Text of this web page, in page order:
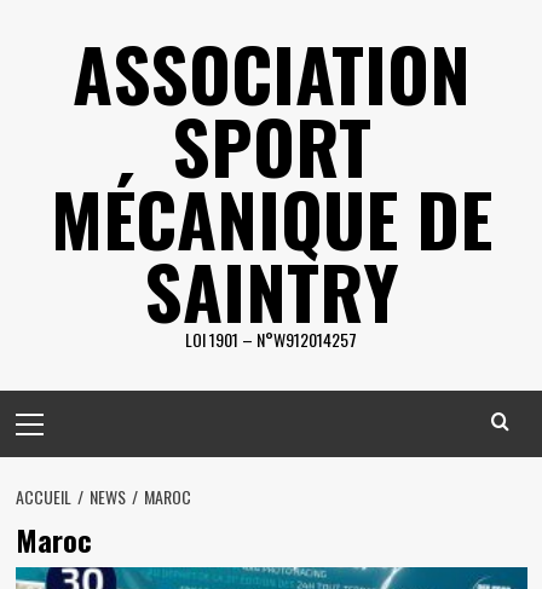
ASSOCIATION
SPORT
MÉCANIQUE DE
SAINTRY
LOI 1901 – N°W912014257
Menu
ACCUEIL NEWS MAROC
Maroc